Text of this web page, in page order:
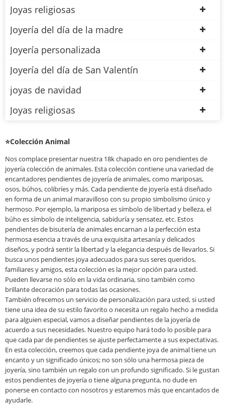
Joyas religiosas
Joyería del día de la madre
Joyería personalizada
Joyería del día de San Valentín
joyas de navidad
Joyas religiosas
⭐Colección Animal
Nos complace presentar nuestra 18k chapado en oro pendientes de
joyería colección de animales. Esta colección contiene una variedad de
encantadores pendientes de joyería de animales, como mariposas,
osos, búhos, colibríes y más. Cada pendiente de joyería está diseñado
en forma de un animal maravilloso con su propio simbolismo único y
hermoso. Por ejemplo, la mariposa es símbolo de libertad y belleza, el
búho es símbolo de inteligencia, sabiduría y sensatez, etc. Estos
pendientes de bisutería de animales encarnan a la perfección esta
hermosa esencia a través de una exquisita artesanía y delicados
diseños, y podrá sentir la libertad y la elegancia después de llevarlos. Si
busca unos pendientes joya adecuados para sus seres queridos,
familiares y amigos, esta colección es la mejor opción para usted.
Pueden llevarse no sólo en la vida ordinaria, sino también como
brillante decoración para todas las ocasiones.
También ofrecemos un servicio de personalización para usted, si usted
tiene una idea de su estilo favorito o necesita un regalo hecho a medida
para alguien especial, vamos a diseñar pendientes de la joyería de
acuerdo a sus necesidades. Nuestro equipo hará todo lo posible para
que cada par de pendientes se ajuste perfectamente a sus expectativas.
En esta colección, creemos que cada pendiente joya de animal tiene un
encanto y un significado únicos; no son sólo una hermosa pieza de
joyería, sino también un regalo con un profundo significado. Si le gustan
estos pendientes de joyería o tiene alguna pregunta, no dude en
ponerse en contacto con nosotros y estaremos más que encantados de
ayudarle.